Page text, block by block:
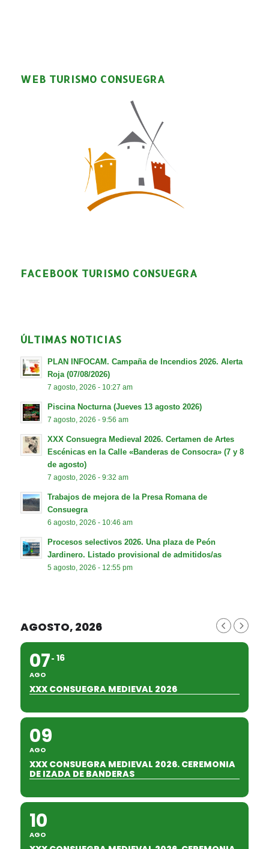
WEB TURISMO CONSUEGRA
FACEBOOK TURISMO CONSUEGRA
ÚLTIMAS NOTICIAS
PLAN INFOCAM. Campaña de Incendios 2026. Alerta
Roja (07/08/2026)
7 agosto, 2026 - 10:27 am
Piscina Nocturna (Jueves 13 agosto 2026)
7 agosto, 2026 - 9:56 am
XXX Consuegra Medieval 2026. Certamen de Artes
Escénicas en la Calle «Banderas de Consocra» (7 y 8
de agosto)
7 agosto, 2026 - 9:32 am
Trabajos de mejora de la Presa Romana de
Consuegra
6 agosto, 2026 - 10:46 am
Procesos selectivos 2026. Una plaza de Peón
Jardinero. Listado provisional de admitidos/as
5 agosto, 2026 - 12:55 pm
AGOSTO, 2026
07
AGO
16
XXX CONSUEGRA MEDIEVAL 2026
09
AGO
XXX CONSUEGRA MEDIEVAL 2026. CEREMONIA
DE IZADA DE BANDERAS
10
AGO